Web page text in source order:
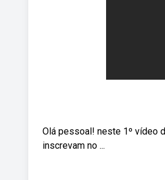
Olá pessoal! neste 1º vídeo
inscrevam no ...